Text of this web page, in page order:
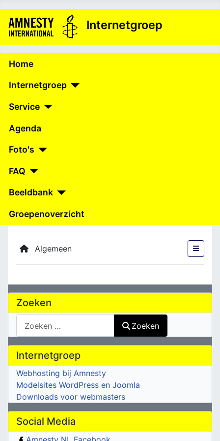
Internetgroep
Home
Internetgroep
Service
Agenda
Foto's
FAQ
Beeldbank
Groepenoverzicht
Algemeen
Zoeken
Zoeken
Zoeken
Internetgroep
Webhosting bij Amnesty
Modelsites WordPress en Joomla
Downloads voor webmasters
Social Media